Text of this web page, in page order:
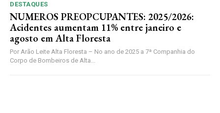
DESTAQUES
NUMEROS PREOPCUPANTES: 2025/2026:
Acidentes aumentam 11% entre janeiro e
agosto em Alta Floresta
Por Arão Leite Alta Floresta – No ano de 2025 a 7ª Companhia do
Corpo de Bombeiros de Alta...